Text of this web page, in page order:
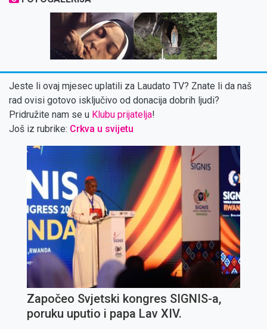
Jeste li ovaj mjesec uplatili za Laudato TV? Znate li da naš
rad ovisi gotovo isključivo od donacija dobrih ljudi?
Pridružite nam se u Klubu prijatelja!
Još iz rubrike: Crkva u svijetu
Započeo Svjetski kongres SIGNIS-a,
poruku uputio i papa Lav XIV.